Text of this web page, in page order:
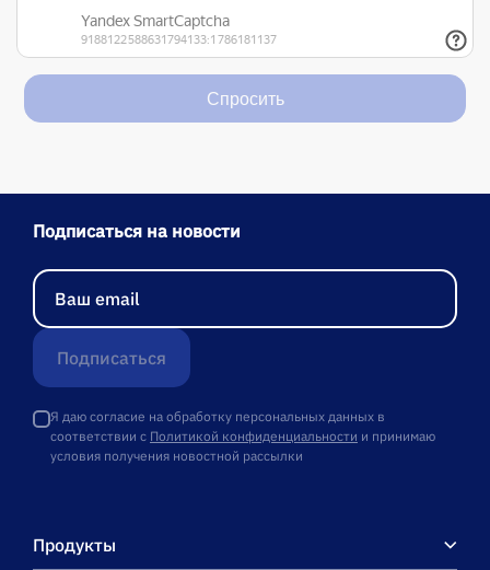
Спросить
Подписаться на новости
Подписаться
Я даю согласие на обработку персональных данных в
соответствии с Политикой конфиденциальности и принимаю
условия получения новостной рассылки
Продукты